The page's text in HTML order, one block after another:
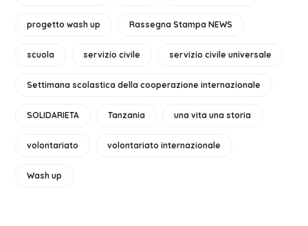
progetto wash up Rassegna Stampa NEWS
scuola servizio civile servizio civile universale
Settimana scolastica della cooperazione internazionale
SOLIDARIETA Tanzania una vita una storia
volontariato volontariato internazionale
Wash up